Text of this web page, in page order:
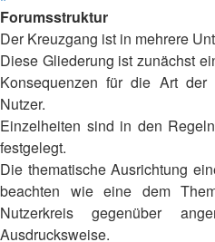
Forumsstruktur
Der Kreuzgang ist in mehrere
Diese Gliederung ist zunächst
Konsequenzen für die Art
Nutzer.
Einzelheiten sind in den
festgelegt.
Die thematische Ausrichtung
beachten wie eine dem
Nutzerkreis gegenüber
Ausdrucksweise.